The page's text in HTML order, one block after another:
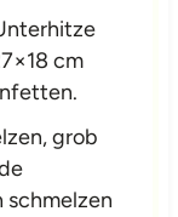
cm
grob
schmelzen